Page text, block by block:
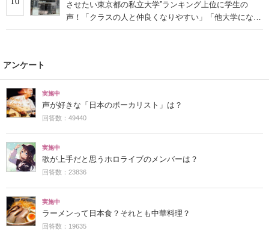
させたい東京都の私立大学”ランキング上位に学生の
声！「クラスの人と仲良くなりやすい」「他大学にない
学科も」
アンケート
実施中
声が好きな「日本のボーカリスト」は？
回答数：49440
実施中
歌が上手だと思うホロライブのメンバーは？
回答数：23836
実施中
ラーメンって日本食？それとも中華料理？
回答数：19635